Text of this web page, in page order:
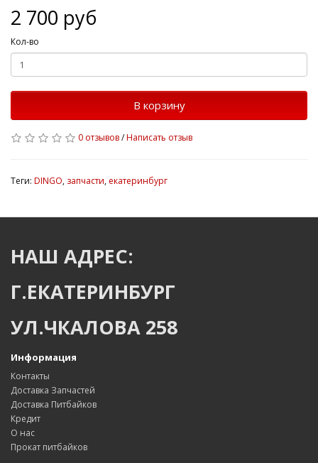
2 700 руб
Кол-во
В корзину
0 отзывов/Написать отзыв
Теги: DINGO, запчасти, екатеринбург
НАШ АДРЕС:
Г.ЕКАТЕРИНБУРГ
УЛ.ЧКАЛОВА 258
Информация
Контакты
Доставка Запчастей
Доставка Питбайков
Кредит
О нас
Прокат питбайков